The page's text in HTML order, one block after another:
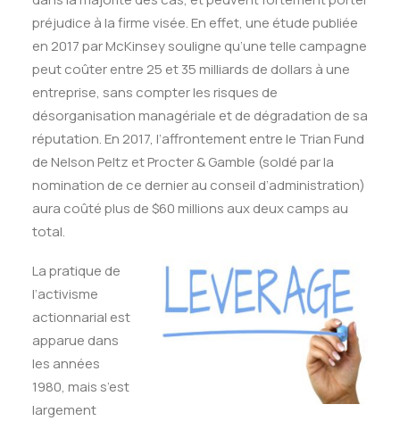
préjudice à la firme visée. En effet, une étude publiée
en 2017 par McKinsey souligne qu’une telle campagne
peut coûter entre 25 et 35 milliards de dollars à une
entreprise, sans compter les risques de
désorganisation managériale et de dégradation de sa
réputation. En 2017, l’affrontement entre le Trian Fund
de Nelson Peltz et Procter & Gamble (soldé par la
nomination de ce dernier au conseil d’administration)
aura coûté plus de $60 millions aux deux camps au
total.
La pratique de
l’activisme
actionnarial est
apparue dans
les années
1980, mais s’est
largement